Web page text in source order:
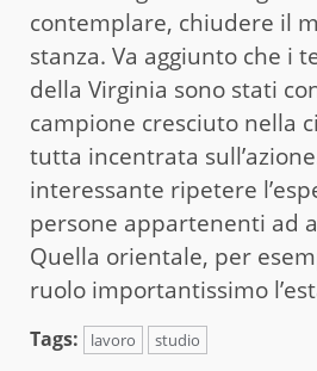
contemplare, chiudere il
stanza. Va aggiunto che i
della Virginia sono stati
campione cresciuto nella
tutta incentrata
interessante ripetere
persone appartenenti ad
Quella orientale, per
ruolo importantissimo
Tags: lavoro studio